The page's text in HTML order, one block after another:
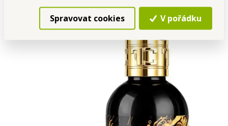
Spravovat cookies V pořádku